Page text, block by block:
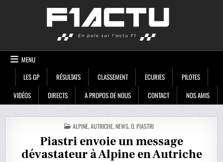
MENU
LES GP
RÉSULTATS CLASSEMENT ECURIES
PILOTES
VIDÉOS
DIRECTS A PROPOS DE NOUS CONTACT NOS AMIS
POSTED
IN
ALPINE,AUTRICHE,NEWS,O. PIASTRI
Piastri envoie un message
dévastateur à Alpine en Autriche